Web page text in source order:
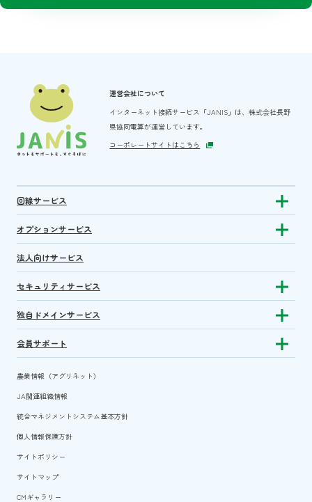
運営会社について
インターネット接続サービス「JANIS」は、株式会社長野
県協同電算が運営しています。
コーポレートサイトはこちら
回線サービス Show
オプションサービス Show
法人向けサービス
セキュリティサービス Show
独自ドメインサービス Show
会員サポート Show
農業情報（アグリネット）
JA関連組織情報
統合マネジメントシステム基本方針
個人情報保護方針
サイトポリシー
サイトマップ
CMギャラリー